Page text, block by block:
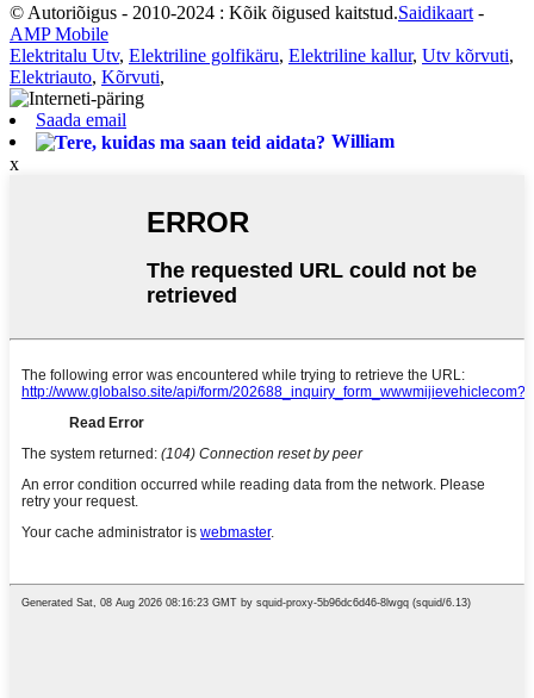
© Autoriõigus - 2010-2024 : Kõik õigused kaitstud.Saidikaart -
AMP Mobile
Elektritalu Utv, Elektriline golfikäru, Elektriline kallur, Utv kõrvuti,
Elektriauto, Kõrvuti,
Saada email
William
x